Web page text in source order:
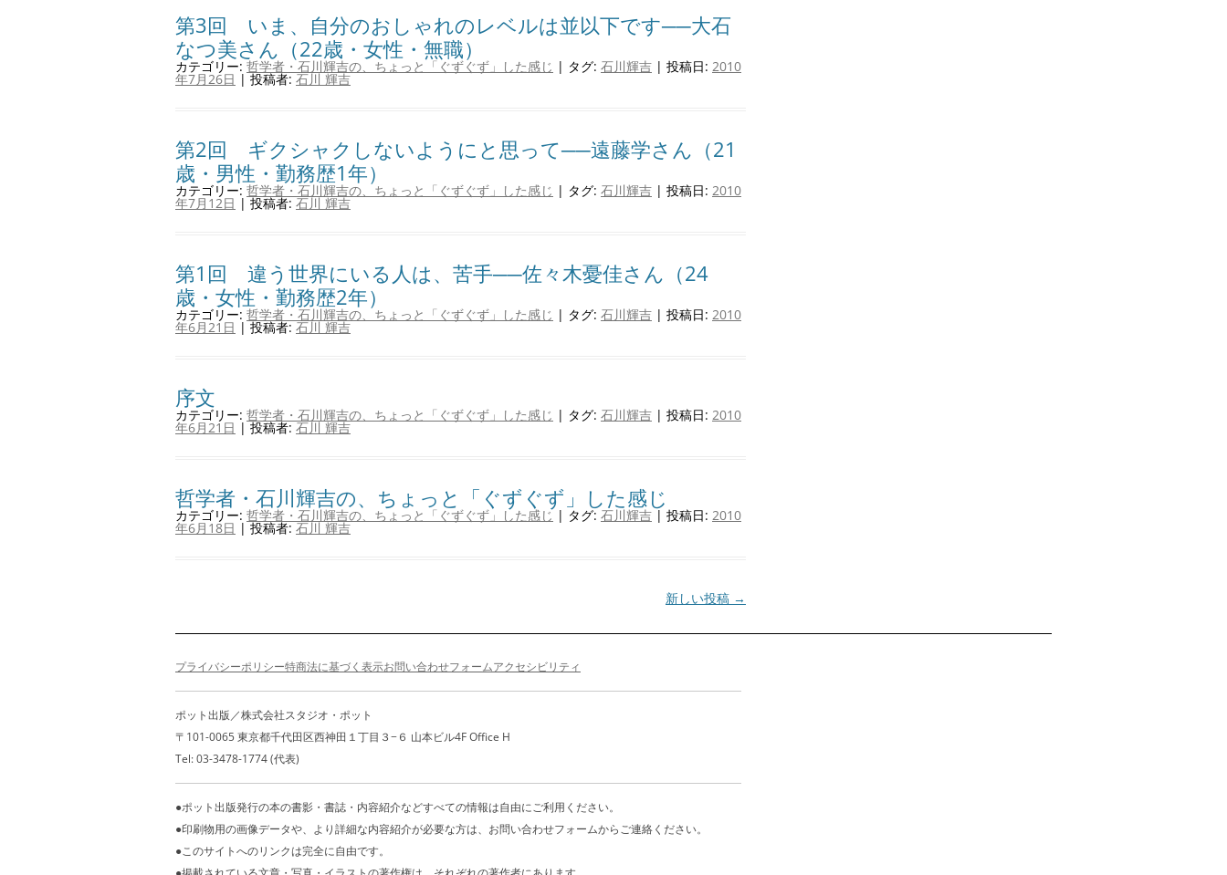
第3回 いま、自分のおしゃれのレベルは並以下です──大石
なつ美さん（22歳・女性・無職）
カテゴリー: 哲学者・石川輝吉の、ちょっと「ぐずぐず」した感じ | タグ: 石川輝吉 | 投稿日: 2010
年7月26日 |投稿者:石川 輝吉
第2回 ギクシャクしないようにと思って──遠藤学さん（21
歳・男性・勤務歴1年）
カテゴリー: 哲学者・石川輝吉の、ちょっと「ぐずぐず」した感じ | タグ: 石川輝吉 | 投稿日: 2010
年7月12日 |投稿者:石川 輝吉
第1回 違う世界にいる人は、苦手──佐々木憂佳さん（24
歳・女性・勤務歴2年）
カテゴリー: 哲学者・石川輝吉の、ちょっと「ぐずぐず」した感じ | タグ: 石川輝吉 | 投稿日: 2010
年6月21日 |投稿者:石川 輝吉
序文
カテゴリー: 哲学者・石川輝吉の、ちょっと「ぐずぐず」した感じ | タグ: 石川輝吉 | 投稿日: 2010
年6月21日 |投稿者:石川 輝吉
哲学者・石川輝吉の、ちょっと「ぐずぐず」した感じ
カテゴリー: 哲学者・石川輝吉の、ちょっと「ぐずぐず」した感じ| タグ: 石川輝吉 | 投稿日: 2010
年6月18日 |投稿者:石川 輝吉
ビ
ー
シ
ン
新しい投稿 →
プライバシーポリシー特商法に基づく表示お問い合わせフォームアクセシビリティ
ポット出版／株式会社スタジオ・ポット
〒101-0065 東京都千代田区西神田１丁目３−６ 山本ビル4F Office H
Tel: 03-3478-1774 (代表)
●ポット出版発行の本の書影・書誌・内容紹介などすべての情報は自由にご利用ください。
●印刷物用の画像データや、より詳細な内容紹介が必要な方は、お問い合わせフォームからご連絡ください。
●このサイトへのリンクは完全に自由です。